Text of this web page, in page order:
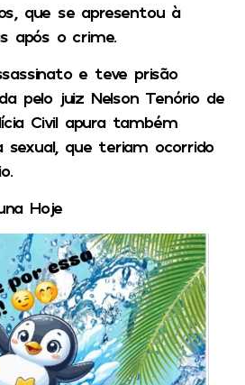
que se apresentou à
após o crime.
e teve prisão
pelo juiz Nelson Tenório de
Civil apura também
sexual, que teriam ocorrido
Hoje